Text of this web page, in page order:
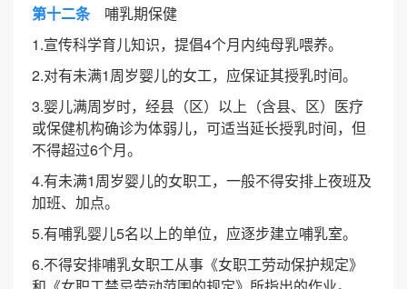
第十二条哺乳期保健
1.宣传科学育儿知识，提倡4个月内纯母乳喂养。
2.对有未满1周岁婴儿的女工，应保证其授乳时间。
3.婴儿满周岁时，经县（区）以上（含县、区）医疗
或保健机构确诊为体弱儿，可适当延长授乳时间，但
不得超过6个月。
4.有未满1周岁婴儿的女职工，一般不得安排上夜班及
加班、加点。
5.有哺乳婴儿5名以上的单位，应逐步建立哺乳室。
6.不得安排哺乳女职工从事《女职工劳动保护规定》